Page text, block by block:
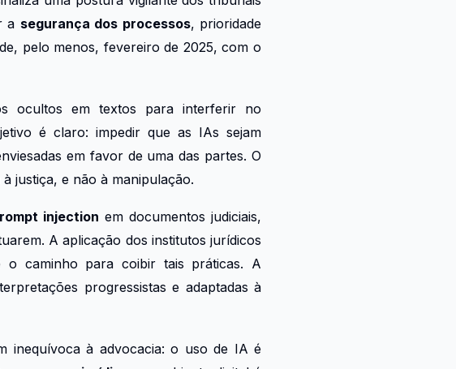
a segurança dos processos, prioridade
pelo menos, fevereiro de 2025, com o
ocultos em textos para interferir no
é claro: impedir que as IAs sejam
em favor de uma das partes. O
justiça, e não à manipulação.
injection em documentos judiciais,
A aplicação dos institutos jurídicos
caminho para coibir tais práticas. A
progressistas e adaptadas à
inequívoca à advocacia: o uso de IA é